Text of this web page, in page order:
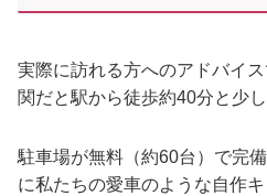
実際に訪れる方へのアドバイ
関だと駅から徒歩約40分と少
駐車場が無料（約60台）で完
に私たちの愛車のような自作